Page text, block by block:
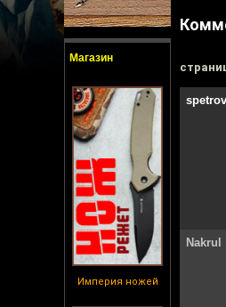
Магазин
Империя ножей
spetrov
Nakrul